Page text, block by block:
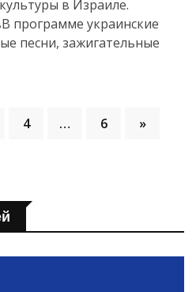
в Израиле.
программе украинские
песни, зажигательные
4 … 6 »